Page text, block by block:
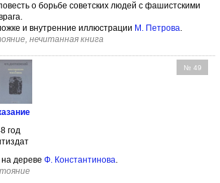
о борьбе советских людей с фашистскими
и внутренние иллюстрации М. Петрова.
нечитанная книга
№ 49
год
дереве Ф. Константинова.